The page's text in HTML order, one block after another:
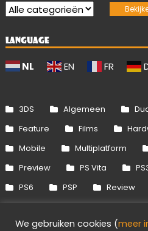
LANGUAGE
NL EN FR
3DS Algemeen
Feature
Films
Mobile
Multiplatform
Preview
PS Vita
PS6
PSP Review
Xbox 360
Xbox One
We gebruiken cookies (meer